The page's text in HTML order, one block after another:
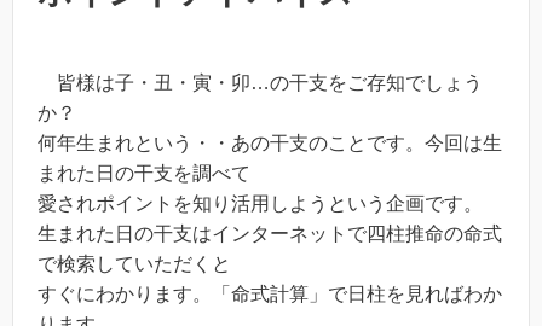
皆様は子・丑・寅・卯…の干支をご存知でしょう
か？
何年生まれという・・あの干支のことです。今回は生
まれた日の干支を調べて
愛されポイントを知り活用しようという企画です。
生まれた日の干支はインターネットで四柱推命の命式
で検索していただくと
すぐにわかります。「命式計算」で日柱を見ればわか